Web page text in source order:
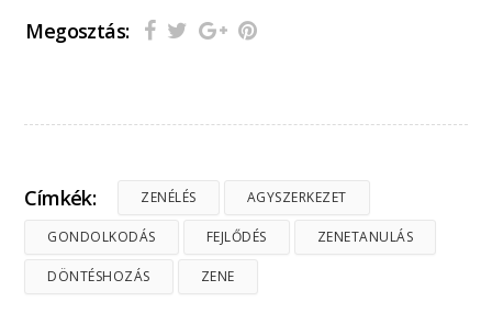
Megosztás:
Címkék: ZENÉLÉS AGYSZERKEZET
GONDOLKODÁS FEJLŐDÉS ZENETANULÁS
DÖNTÉSHOZÁS ZENE